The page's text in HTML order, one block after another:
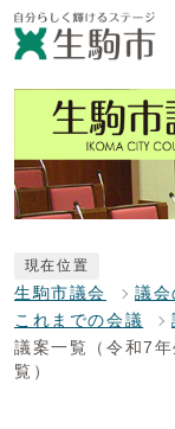
現在位置
生駒市議会 議会
これまでの会議
議案一覧（令和7
覧）